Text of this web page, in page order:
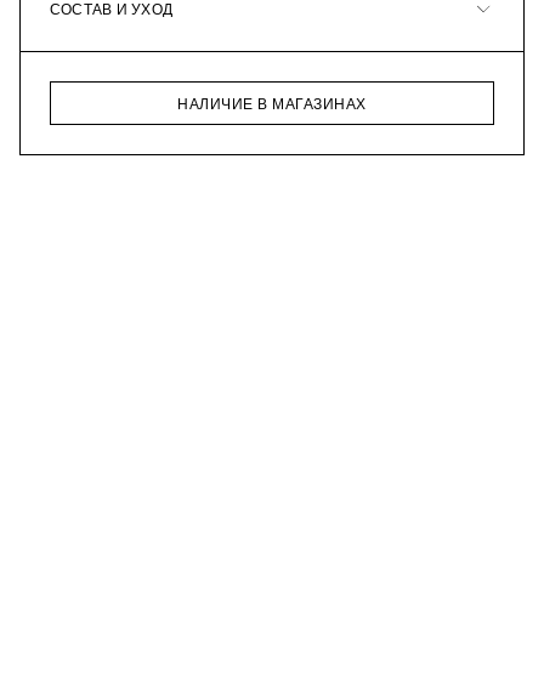
СОСТАВ И УХОД
НАЛИЧИЕ В МАГАЗИНАХ